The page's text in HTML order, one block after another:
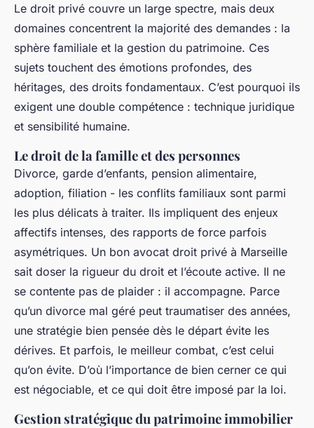
Le droit privé couvre un large spectre, mais deux
domaines concentrent la majorité des demandes : la
sphère familiale et la gestion du patrimoine. Ces
sujets touchent des émotions profondes, des
héritages, des droits fondamentaux. C’est pourquoi ils
exigent une double compétence : technique juridique
et sensibilité humaine.
Le droit de la famille et des personnes
Divorce, garde d’enfants, pension alimentaire,
adoption, filiation - les conflits familiaux sont parmi
les plus délicats à traiter. Ils impliquent des enjeux
affectifs intenses, des rapports de force parfois
asymétriques. Un bon avocat droit privé à Marseille
sait doser la rigueur du droit et l’écoute active. Il ne
se contente pas de plaider : il accompagne. Parce
qu’un divorce mal géré peut traumatiser des années,
une stratégie bien pensée dès le départ évite les
dérives. Et parfois, le meilleur combat, c’est celui
qu’on évite. D’où l’importance de bien cerner ce qui
est négociable, et ce qui doit être imposé par la loi.
Gestion stratégique du patrimoine immobilier